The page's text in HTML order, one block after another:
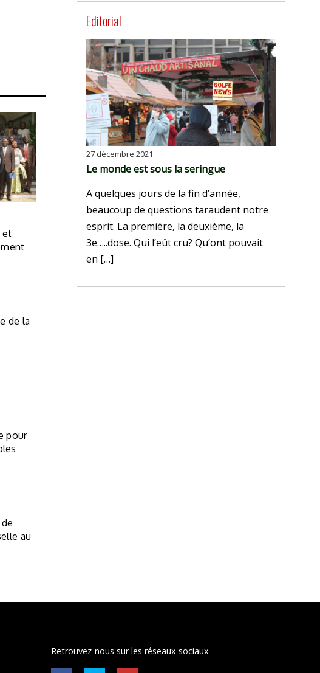
et
de la
pour
au
Editorial
27 décembre 2021
Le monde est sous la seringue
A quelques jours de la fin d’année,
beaucoup de questions taraudent notre
esprit. La première, la deuxième, la
3e…..dose. Qui l’eût cru? Qu’ont pouvait
en […]
Retrouvez-nous sur les réseaux sociaux